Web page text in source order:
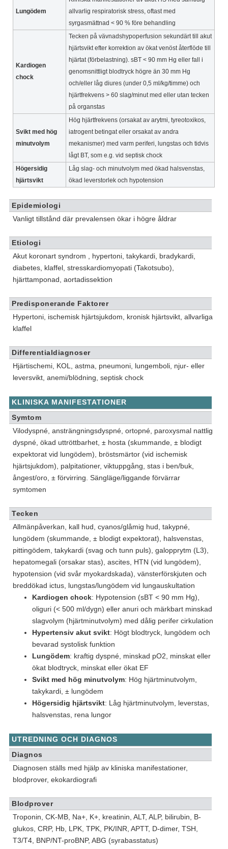
Lungödem
allvarlig respiratorisk stress, oftast med
syrgasmättnad < 90 % före behandling
Kardiogen
chock
Tecken på vävnadshypoperfusion sekundärt till akut
hjärtsvikt efter korrektion av ökat venöst återflöde till
hjärtat (förbelastning). sBT < 90 mm Hg eller fall i
genomsnittligt blodtryck högre än 30 mm Hg
och/eller låg diures (under 0,5 ml/kg/timme) och
hjärtfrekvens > 60 slag/minut med eller utan tecken
på organstas
Svikt med hög
minutvolym
Hög hjärtfrekvens (orsakat av arytmi, tyreotoxikos,
iatrogent betingat eller orsakat av andra
mekanismer) med varm periferi, lungstas och tidvis
lågt BT, som e.g. vid septisk chock
Högersidig
hjärtsvikt
Låg slag- och minutvolym med ökad halsvenstas,
ökad leverstorlek och hypotension
Epidemiologi
Vanligt tillstånd där prevalensen ökar i högre åldrar
Etiologi
Akut koronart syndrom , hypertoni, takykardi, bradykardi,
diabetes, klaffel, stresskardiomyopati (Takotsubo),
hjärttamponad, aortadissektion
Predisponerande Faktorer
Hypertoni, ischemisk hjärtsjukdom, kronisk hjärtsvikt, allvarliga
klaffel
Differentialdiagnoser
Hjärtischemi, KOL, astma, pneumoni, lungemboli, njur- eller
leversvikt, anemi/blödning, septisk chock
KLINISKA MANIFESTATIONER
Symtom
Vilodyspné, ansträngningsdyspné, ortopné, paroxysmal nattlig
dyspné, ökad uttröttbarhet, ± hosta (skummande, ± blodigt
expektorat vid lungödem), bröstsmärtor (vid ischemisk
hjärtsjukdom), palpitationer, viktuppgång, stas i ben/buk,
ångest/oro, ± förvirring. Sängläge/liggande förvärrar
symtomen
Tecken
Allmänpåverkan, kall hud, cyanos/glåmig hud, takypné,
lungödem (skummande, ± blodigt expektorat), halsvenstas,
pittingödem, takykardi (svag och tunn puls), galopprytm (L3),
hepatomegali (orsakar stas), ascites, HTN (vid lungödem),
hypotension (vid svår myokardskada), vänsterförskjuten och
breddökad ictus, lungstas/lungödem vid lungauskultation
Kardiogen chock: Hypotension (sBT < 90 mm Hg),
oliguri (< 500 ml/dygn) eller anuri och märkbart minskad
slagvolym (hjärtminutvolym) med dålig perifer cirkulation
Hypertensiv akut svikt: Högt blodtryck, lungödem och
bevarad systolisk funktion
Lungödem: kraftig dyspné, minskad pO2, minskat eller
ökat blodtryck, minskat eller ökat EF
Svikt med hög minutvolym: Hög hjärtminutvolym,
takykardi, ± lungödem
Högersidig hjärtsvikt: Låg hjärtminutvolym, leverstas,
halsvenstas, rena lungor
UTREDNING OCH DIAGNOS
Diagnos
Diagnosen ställs med hjälp av kliniska manifestationer,
blodprover, ekokardiografi
Blodprover
Troponin, CK-MB, Na+, K+, kreatinin, ALT, ALP, bilirubin, B-
glukos, CRP, Hb, LPK, TPK, PK/INR, APTT, D-dimer, TSH,
T3/T4, BNP/NT-proBNP, ABG (syrabasstatus)